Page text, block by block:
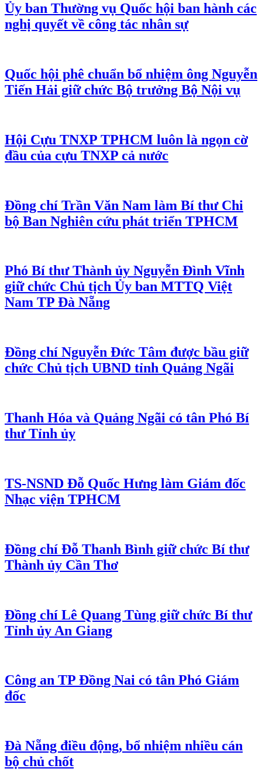
Ủy ban Thường vụ Quốc hội ban hành các
nghị quyết về công tác nhân sự
Quốc hội phê chuẩn bổ nhiệm ông Nguyễn
Tiến Hải giữ chức Bộ trưởng Bộ Nội vụ
Hội Cựu TNXP TPHCM luôn là ngọn cờ
đầu của cựu TNXP cả nước
Đồng chí Trần Văn Nam làm Bí thư Chi
bộ Ban Nghiên cứu phát triển TPHCM
Phó Bí thư Thành ủy Nguyễn Đình Vĩnh
giữ chức Chủ tịch Ủy ban MTTQ Việt
Nam TP Đà Nẵng
Đồng chí Nguyễn Đức Tâm được bầu giữ
chức Chủ tịch UBND tỉnh Quảng Ngãi
Thanh Hóa và Quảng Ngãi có tân Phó Bí
thư Tỉnh ủy
TS-NSND Đỗ Quốc Hưng làm Giám đốc
Nhạc viện TPHCM
Đồng chí Đỗ Thanh Bình giữ chức Bí thư
Thành ủy Cần Thơ
Đồng chí Lê Quang Tùng giữ chức Bí thư
Tỉnh ủy An Giang
Công an TP Đồng Nai có tân Phó Giám
đốc
Đà Nẵng điều động, bổ nhiệm nhiều cán
bộ chủ chốt